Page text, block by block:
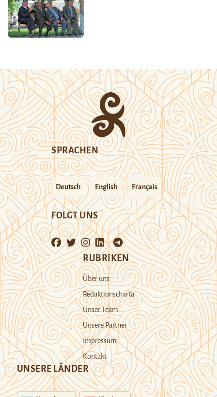
SPRACHEN
Deutsch English Français
FOLGT UNS
RUBRIKEN
Über uns
Redaktionscharta
Unser Team
Unsere Partner
Impressum
Kontakt
UNSERE LÄNDER